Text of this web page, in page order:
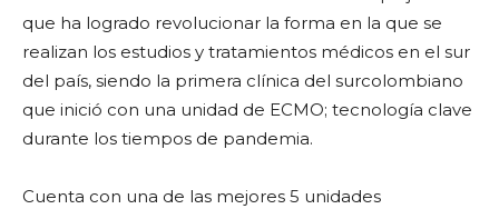
que ha logrado revolucionar la forma en la que se
realizan los estudios y tratamientos médicos en el sur
del país, siendo la primera clínica del surcolombiano
que inició con una unidad de ECMO; tecnología clave
durante los tiempos de pandemia.
Cuenta con una de las mejores 5 unidades